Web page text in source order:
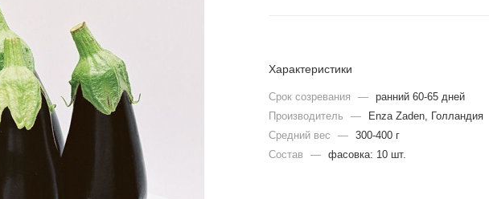
Характеристики
Срок созревания —
ранний 60-65 дней
Производитель
—
Enza Zaden, Голландия
Средний вес
—
300-400 г
Состав
— фасовка: 10 шт.